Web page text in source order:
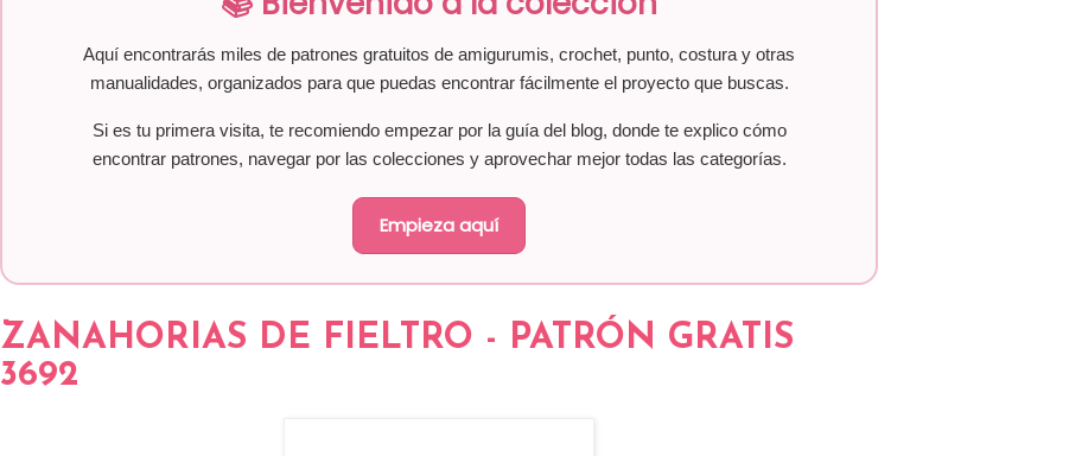
Aquí encontrarás miles de patrones gratuitos de amigurumis, crochet, punto, costura y otras
manualidades, organizados para que puedas encontrar fácilmente el proyecto que buscas.
Si es tu primera visita, te recomiendo empezar por la guía del blog, donde te explico cómo
encontrar patrones, navegar por las colecciones y aprovechar mejor todas las categorías.
Empieza aquí
ZANAHORIAS DE FIELTRO - PATRÓN GRATIS
3692